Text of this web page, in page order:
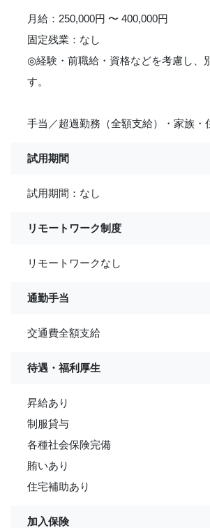
月給：250,000円 〜 400,000円
固定残業：なし
◎経験・前職給・資格などを考慮し、
す。
手当／超過勤務（全額支給）・家族・
試用期間
試用期間：なし
リモートワーク制度
リモートワークなし
通勤手当
交通費全額支給
待遇・福利厚生
昇給あり
制服貸与
各種社会保険完備
賄いあり
住宅補助あり
加入保険